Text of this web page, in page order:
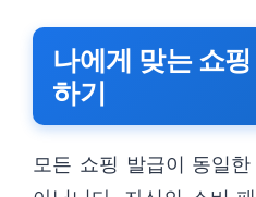
나에게 맞는 쇼
하기
모든 쇼핑 발급이 동일